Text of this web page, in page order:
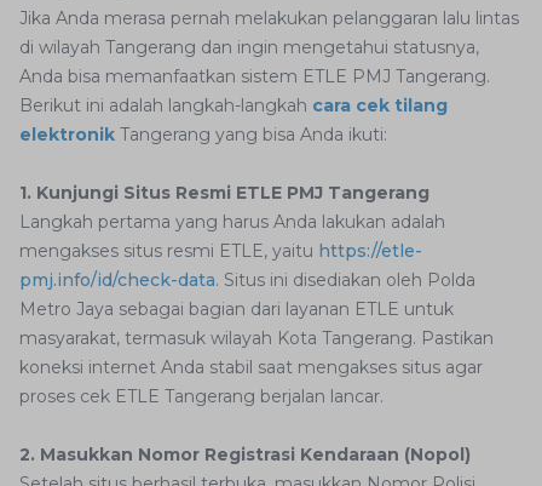
Jika Anda merasa pernah melakukan pelanggaran lalu lintas
di wilayah Tangerang dan ingin mengetahui statusnya,
Anda bisa memanfaatkan sistem ETLE PMJ Tangerang.
Berikut ini adalah langkah-langkah cara cek tilang
elektronik Tangerang yang bisa Anda ikuti:
1. Kunjungi Situs Resmi ETLE PMJ Tangerang
Langkah pertama yang harus Anda lakukan adalah
mengakses situs resmi ETLE, yaitu https://etle-
pmj.info/id/check-data. Situs ini disediakan oleh Polda
Metro Jaya sebagai bagian dari layanan ETLE untuk
masyarakat, termasuk wilayah Kota Tangerang. Pastikan
koneksi internet Anda stabil saat mengakses situs agar
proses cek ETLE Tangerang berjalan lancar.
2. Masukkan Nomor Registrasi Kendaraan (Nopol)